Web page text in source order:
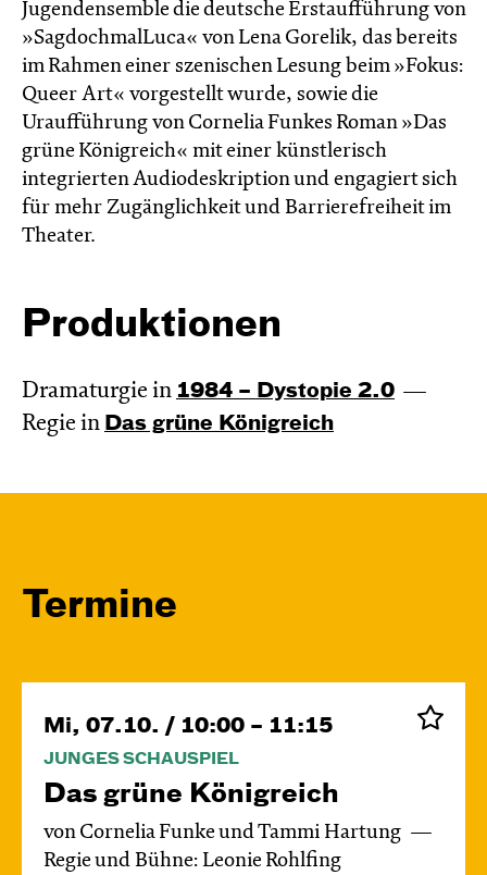
Jugendensemble die deutsche Erstaufführung von
»SagdochmalLuca« von Lena Gorelik, das bereits
im Rahmen einer szenischen Lesung beim »Fokus:
Queer Art« vorgestellt wurde, sowie die
Uraufführung von Cornelia Funkes Roman »Das
grüne Königreich« mit einer künstlerisch
integrierten Audiodeskription und engagiert sich
für mehr Zugänglichkeit und Barrierefreiheit im
Theater.
Produktionen
Dramaturgie in 1984 – Dystopie 2.0
Regie in Das grüne König­reich
Termine
Mi, 07.10. / 10:00 – 11:15
JUNGES SCHAUSPIEL
Das grüne König­reich
von Cornelia Funke und Tammi Hartung
Regie und Bühne: Leonie Rohlfing